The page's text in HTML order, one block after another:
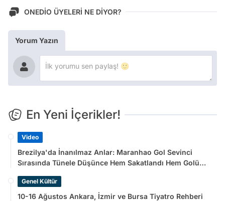
ONEDİO ÜYELERİ NE DİYOR?
Yorum Yazın
En Yeni İçerikler!
Video
Brezilya'da İnanılmaz Anlar: Maranhao Gol Sevinci
Sırasında Tünele Düşünce Hem Sakatlandı Hem Golü
Genel Kültür
10-16 Ağustos Ankara, İzmir ve Bursa Tiyatro Rehberi